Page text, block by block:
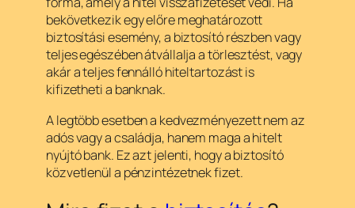
bekövetkezik egy előre meghatározott
biztosítási esemény, a biztosító részben vagy
teljes egészében átvállalja a törlesztést, vagy
akár a teljes fennálló hiteltartozást is
kifizetheti a banknak.
A legtöbb esetben a kedvezményezett nem az
adós vagy a családja, hanem maga a hitelt
nyújtó bank. Ez azt jelenti, hogy a biztosító
közvetlenül a pénzintézetnek fizet.